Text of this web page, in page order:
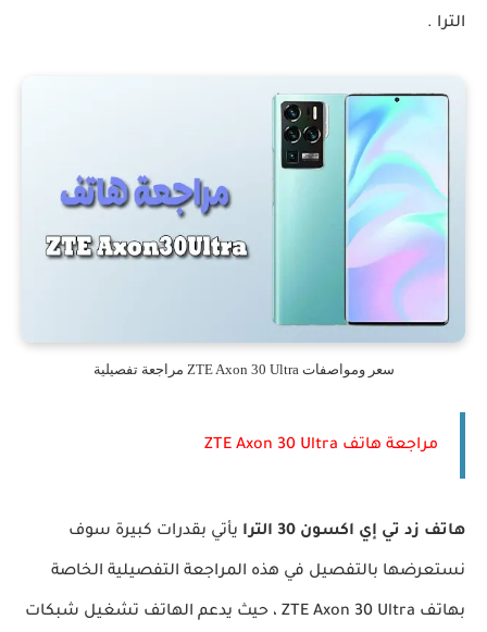
الترا .
سعر ومواصفات ZTE Axon 30 Ultra مراجعة تفصيلية
مراجعة هاتف ZTE Axon 30 Ultra
هاتف زد تي إي اكسون 30 الترا يأتي بقدرات كبيرة سوف
نستعرضها بالتفصيل في هذه المراجعة التفصيلية الخاصة
بهاتف ZTE Axon 30 Ultra ، حيث يدعم الهاتف تشغيل شبكات